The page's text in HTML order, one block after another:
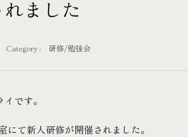
ました
Category : 研修/勉強会
です。
て新人研修が開催されました。